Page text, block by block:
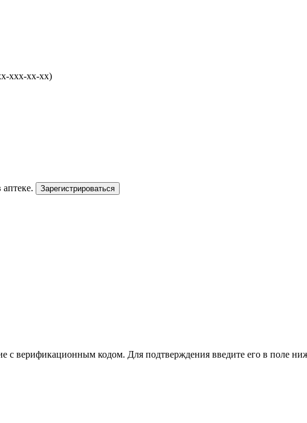
ххх-хх-хх)
Зарегистрироваться
с верификационным кодом. Для подтверждения введите его в поле